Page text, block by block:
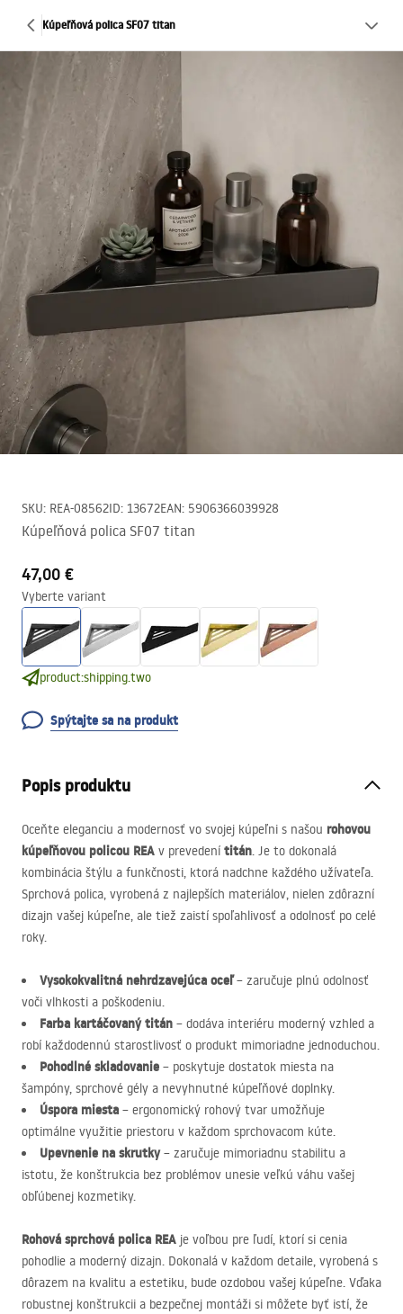
Kúpeľňová polica SF07 titan
SKU: REA-08562ID: 13672EAN: 5906366039928
Kúpeľňová polica SF07 titan
47,00 €
Vyberte variant
product:shipping.two
Spýtajte sa na produkt
Popis produktu
Oceňte eleganciu a modernosť vo svojej kúpeľni s našou rohovou
kúpeľňovou policou REA v prevedení titán. Je to dokonalá
kombinácia štýlu a funkčnosti, ktorá nadchne každého užívateľa.
Sprchová polica, vyrobená z najlepších materiálov, nielen zdôrazní
dizajn vašej kúpeľne, ale tiež zaistí spoľahlivosť a odolnosť po celé
roky.
Vysokokvalitná nehrdzavejúca oceľ– zaručuje plnú odolnosť
voči vlhkosti a poškodeniu.
Farba kartáčovaný titán – dodáva interiéru moderný vzhled a
robí každodennú starostlivosť o produkt mimoriadne jednoduchou.
Pohodlné skladovanie – poskytuje dostatok miesta na
šampóny, sprchové gély a nevyhnutné kúpeľňové doplnky.
Úspora miesta – ergonomický rohový tvar umožňuje
optimálne využitie priestoru v každom sprchovacom kúte.
Upevnenie na skrutky– zaručuje mimoriadnu stabilitu a
istotu, že konštrukcia bez problémov unesie veľkú váhu vašej
obľúbenej kozmetiky.
Rohová sprchová polica REA je voľbou pre ľudí, ktorí si cenia
pohodlie a moderný dizajn. Dokonalá v každom detaile, vyrobená s
dôrazem na kvalitu a estetiku, bude ozdobou vašej kúpeľne. Vďaka
robustnej konštrukcii a bezpečnej montáži si môžete byť istí, že